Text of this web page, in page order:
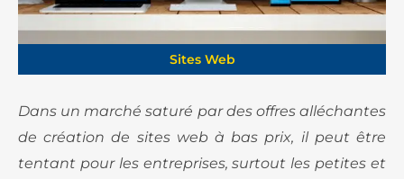
Sites Web
Dans un marché saturé par des offres alléchantes
de création de sites web à bas prix, il peut être
tentant pour les entreprises, surtout les petites et